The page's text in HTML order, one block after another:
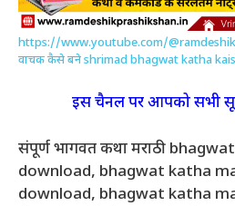
https://www.youtube.com/
वाचक कैसे बने shrimad bhagwat katha
इस चैनल पर आपको सभी
संपूर्ण भागवत कथा मराठी
download, bhagwat katha
download, bhagwat katha